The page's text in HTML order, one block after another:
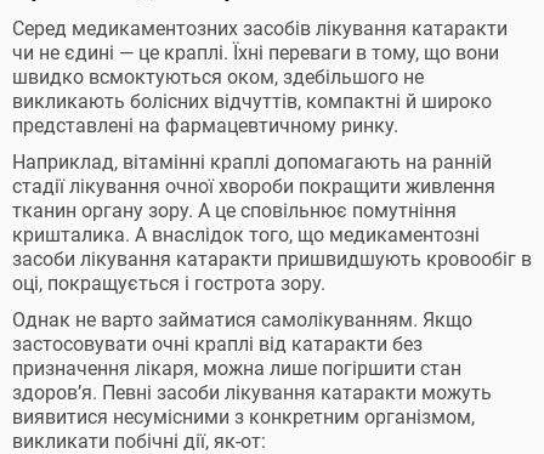
Серед медикаментозних засобів лікування катаракти
чи не єдині — це краплі. Їхні переваги в тому, що вони
швидко всмоктуються оком, здебільшого не
викликають болісних відчуттів, компактні й широко
представлені на фармацевтичному ринку.
Наприклад, вітамінні краплі допомагають на ранній
стадії лікування очної хвороби покращити живлення
тканин органу зору. А це сповільнює помутніння
кришталика. А внаслідок того, що медикаментозні
засоби лікування катаракти пришвидшують кровообіг в
оці, покращується і гострота зору.
Однак не варто займатися самолікуванням. Якщо
застосовувати очні краплі від катаракти без
призначення лікаря, можна лише погіршити стан
здоров’я. Певні засоби лікування катаракти можуть
виявитися несумісними з конкретним організмом,
викликати побічні дії, як-от: